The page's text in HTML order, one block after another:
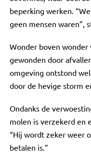
beperking werken.
geen mensen waren”,
Wonder boven
gewonden door
omgeving ontstond wel
door de hevige storm
Ondanks de
molen is verzekerd en
“Hij wordt zeker weer
betalen is.”